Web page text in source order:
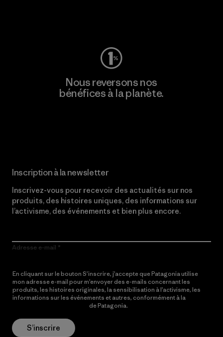
Nous reversons nos
bénéfices à la planète.
Inscription à la newsletter
Inscrivez-vous pour recevoir des actualités sur nos
produits, des histoires uniques, des informations sur
l’activisme, des événements et bien plus encore.
Adresse e-mail
En cliquant sur le bouton S’inscrire, j’accepte que Patagonia utilise
mon adresse e-mail pour m’envoyer des e-mails concernant les
produits, les histoires originales, la sensibilisation à l’activisme, les
informations sur les événements et autres, conformément à la
de Patagonia.
S’inscrire